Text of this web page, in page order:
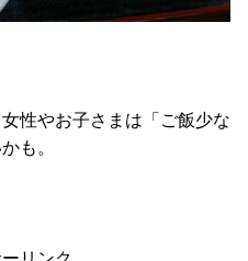
性やお子さまは「ご飯少な
も。